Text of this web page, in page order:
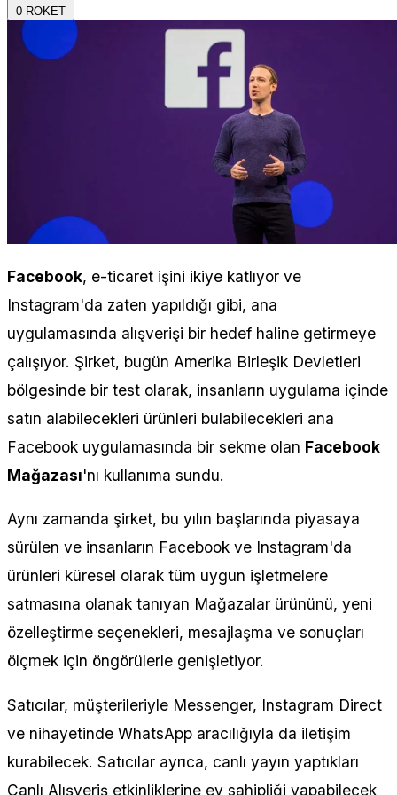
0 ROKET
Facebook, e-ticaret işini ikiye katlıyor ve
Instagram'da zaten yapıldığı gibi, ana
uygulamasında alışverişi bir hedef haline getirmeye
çalışıyor. Şirket, bugün Amerika Birleşik Devletleri
bölgesinde bir test olarak, insanların uygulama içinde
satın alabilecekleri ürünleri bulabilecekleri ana
Facebook uygulamasında bir sekme olan Facebook
Mağazası'nı kullanıma sundu.
Aynı zamanda şirket, bu yılın başlarında piyasaya
sürülen ve insanların Facebook ve Instagram'da
ürünleri küresel olarak tüm uygun işletmelere
satmasına olanak tanıyan Mağazalar ürününü, yeni
özelleştirme seçenekleri, mesajlaşma ve sonuçları
ölçmek için öngörülerle genişletiyor.
Satıcılar, müşterileriyle Messenger, Instagram Direct
ve nihayetinde WhatsApp aracılığıyla da iletişim
kurabilecek. Satıcılar ayrıca, canlı yayın yaptıkları
Canlı Alışveriş etkinliklerine ev sahipliği yapabilecek